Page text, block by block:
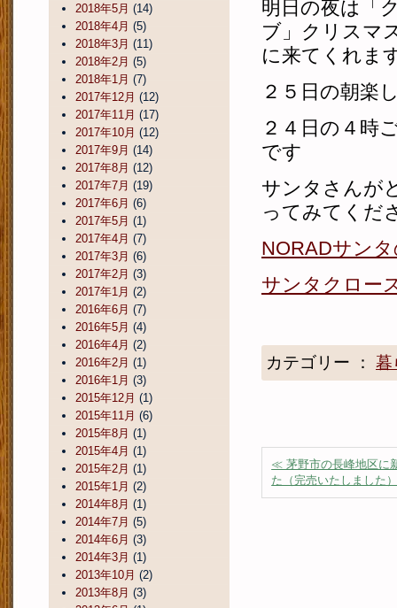
明日の夜は「
ブ」クリスマ
に来てくれま
２５日の朝楽
２４日の４時
です
サンタさんが
ってみてくだ
NORADサン
サンタクロー
カテゴリー ： 暮
≪ 茅野市の長峰地区に
た（完売いたしました
2018年5月 (14)
2018年4月 (5)
2018年3月 (11)
2018年2月 (5)
2018年1月 (7)
2017年12月 (12)
2017年11月 (17)
2017年10月 (12)
2017年9月 (14)
2017年8月 (12)
2017年7月 (19)
2017年6月 (6)
2017年5月 (1)
2017年4月 (7)
2017年3月 (6)
2017年2月 (3)
2017年1月 (2)
2016年6月 (7)
2016年5月 (4)
2016年4月 (2)
2016年2月 (1)
2016年1月 (3)
2015年12月 (1)
2015年11月 (6)
2015年8月 (1)
2015年4月 (1)
2015年2月 (1)
2015年1月 (2)
2014年8月 (1)
2014年7月 (5)
2014年6月 (3)
2014年3月 (1)
2013年10月 (2)
2013年8月 (3)